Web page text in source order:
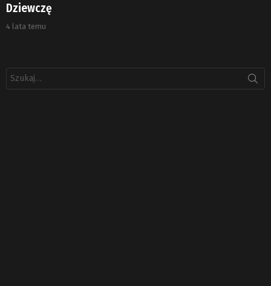
Dziewczę
4 lata temu